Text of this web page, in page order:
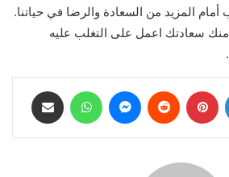
أمام المزيد من السعادة والرضا في حياتنا.
سعادتك اعمل على التغلب عليه
لينكدإن بينتيريست ماسنجر واتساب